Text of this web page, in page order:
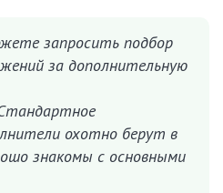
запросить подбор
за дополнительную
охотно берут в
знакомы с основными